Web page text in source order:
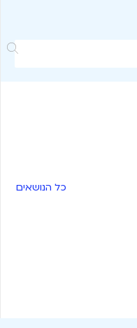

כל הנושאים